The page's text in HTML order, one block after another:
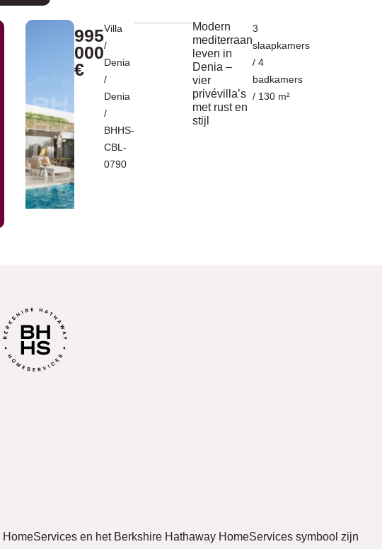
995
000
€
Villa
/
Denia
/
Denia
/
BHHS-
CBL-
0790
Modern
mediterraan
leven in
Denia –
vier
privévilla’s
met rust en
stijl
3
slaapkamers
/ 4
badkamers
/ 130 m²
en het Berkshire Hathaway HomeServices symbool zijn